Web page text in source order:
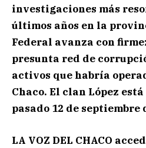
investigaciones más
últimos años en la
Federal avanza con
presunta red de
activos que habría
Chaco. El clan López
pasado 12 de septiembre
LA VOZ DEL CHACO